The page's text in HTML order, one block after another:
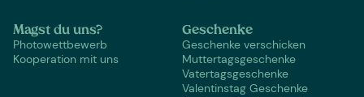
Magst du uns?
Photowettbewerb
Kooperation mit uns
Geschenke
Geschenke verschicken
Muttertagsgeschenke
Vatertagsgeschenke
Valentinstag Geschenke